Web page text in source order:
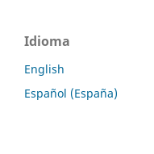
Idioma
English
Español (España)